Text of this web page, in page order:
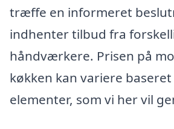
træffe en informeret
indhenter tilbud fra
håndværkere. Prisen på
køkken kan variere
elementer, som vi her vil